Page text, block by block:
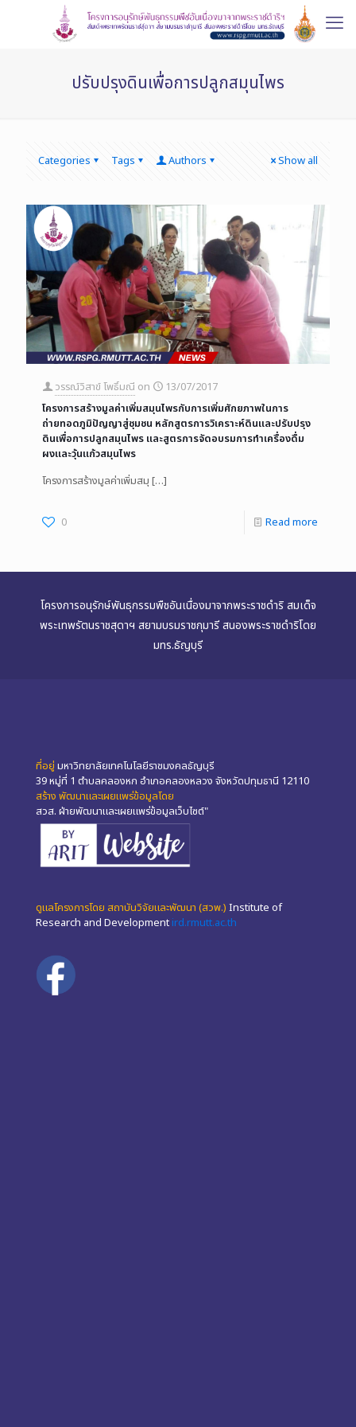
ปรับปรุงดินเพื่อการปลูกสมุนไพร
Categories Tags Authors Show all
วรรณ์วิสาข์ โพธิ์มณี on
13/07/2017
โครงการสร้างมูลค่าเพิ่มสมุนไพรกับการเพิ่มศักยภาพในการ
ถ่ายทอดภูมิปัญญาสู่ชุมชน หลักสูตรการวิเคราะห์ดินและปรับปรุง
ดินเพื่อการปลูกสมุนไพร และสูตรการจัดอบรมการทำเครื่องดื่ม
ผงและวุ้นแก้วสมุนไพร
โครงการสร้างมูลค่าเพิ่มสมุ […]
0 Read more
โครงการอนุรักษ์พันธุกรรมพืชอันเนื่องมาจากพระราชดำริ สมเด็จ
พระเทพรัตนราชสุดาฯ สยามบรมราชกุมารี สนองพระราชดำริโดย
มทร.ธัญบุรี
ที่อยู่ มหาวิทยาลัยเทคโนโลยีราชมงคลธัญบุรี
39 หมู่ที่ 1 ตำบลคลองหก อำเภอคลองหลวง จังหวัดปทุมธานี 12110
สร้าง พัฒนาและเผยแพร่ข้อมูลโดย
สวส. ฝ่ายพัฒนาและเผยแพร่ข้อมูลเว็บไซต์"
ดูแลโครงการโดย สถาบันวิจัยและพัฒนา (สวพ.) Institute of
Research and Development ird.rmutt.ac.th